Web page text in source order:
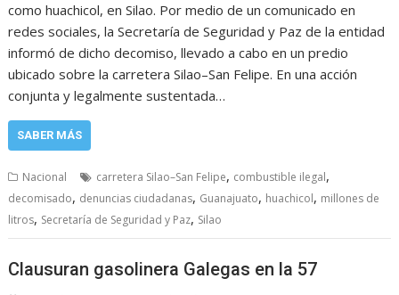
como huachicol, en Silao. Por medio de un comunicado en
redes sociales, la Secretaría de Seguridad y Paz de la entidad
informó de dicho decomiso, llevado a cabo en un predio
ubicado sobre la carretera Silao–San Felipe. En una acción
conjunta y legalmente sustentada…
SABER MÁS
Nacional carretera Silao–San Felipe, combustible ilegal,
decomisado, denuncias ciudadanas, Guanajuato, huachicol, millones de
litros, Secretaría de Seguridad y Paz, Silao
Clausuran gasolinera Galegas en la 57